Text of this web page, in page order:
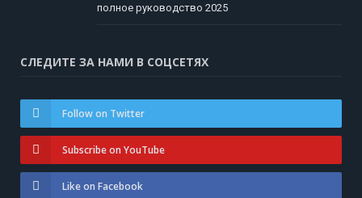
полное руководство 2025
СЛЕДИТЕ ЗА НАМИ В СОЦСЕТЯХ
Follow on Twitter
Subscribe on YouTube
Like on Facebook